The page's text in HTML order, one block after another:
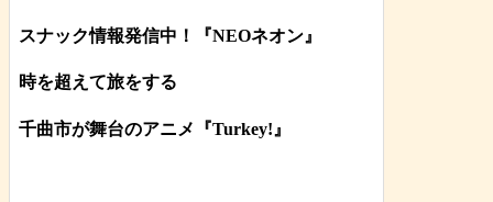
スナック情報発信中！『NEOネオン』
時を超えて旅をする
千曲市が舞台のアニメ『Turkey!』